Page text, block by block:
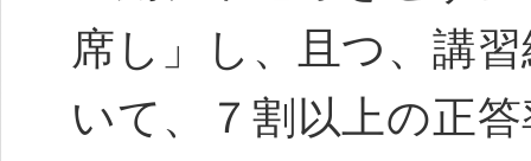
席し」し、且つ、講
いて、７割以上の正